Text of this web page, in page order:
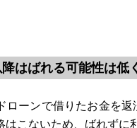
はばれる可能性は低
ローンで借りたお金を
はこないため、ばれずに